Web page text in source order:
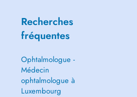
Recherches
fréquentes
Ophtalmologue -
Médecin
ophtalmologue à
Luxembourg